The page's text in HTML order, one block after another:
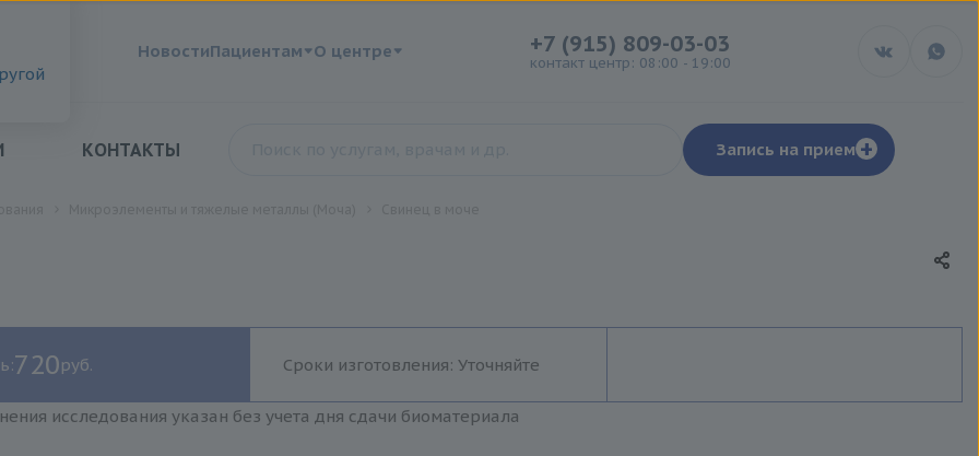
НовостиПациентам О центре +7 (915) 809-03-03
контакт центр: 08:00 - 19:00
КОНТАКТЫ Запись на прием +
720руб. Сроки изготовления: Уточняйте
исследования указан без учета дня сдачи биоматериала